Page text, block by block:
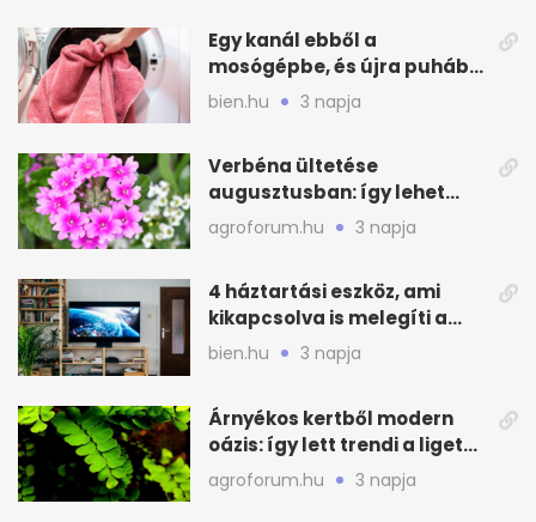
Egy kanál ebből a
mosógépbe, és újra puhább
lesz a törölköző
bien.hu 3 napja
Verbéna ültetése
augusztusban: így lehet
még idén virágos a kert
agroforum.hu 3 napja
4 háztartási eszköz, ami
kikapcsolva is melegíti a
lakást
bien.hu 3 napja
Árnyékos kertből modern
oázis: így lett trendi a ligetes
zöld
agroforum.hu 3 napja